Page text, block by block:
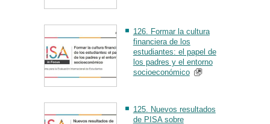
126. Formar la cultura
financiera de los
estudiantes: el papel de
los padres y el entorno
socioeconómico
125. Nuevos resultados
de PISA sobre